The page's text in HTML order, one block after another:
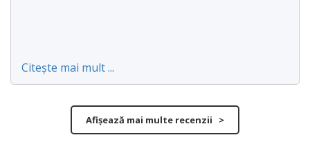
Citește mai mult ...
Afișează mai multe recenzii >